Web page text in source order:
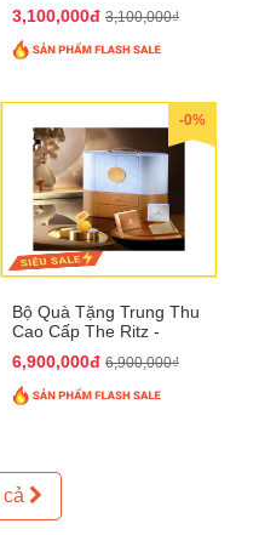
3,100,000đ 3,100,000₫
-0%
Bộ Quà Tặng Trung Thu
Cao Cấp The Ritz -
6,900,000đ 6,900,000₫
cả